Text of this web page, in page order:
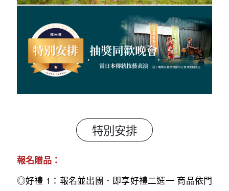
特別安排
報名贈品：
◎好禮 1：報名並出團．即享好禮二選一 商品依門